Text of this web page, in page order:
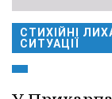
СТИХІЙНІ
СИТУАЦІЇ